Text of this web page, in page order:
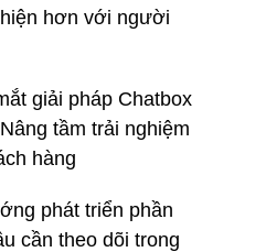
hơn với người
giải pháp Chatbox
tầm trải nghiệm
hàng
phát triển phần
cần theo dõi trong